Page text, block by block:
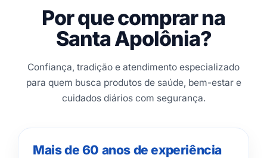
Por que comprar na
Santa Apolônia?
Confiança, tradição e atendimento especializado
para quem busca produtos de saúde, bem-estar e
cuidados diários com segurança.
Mais de 60 anos de experiência